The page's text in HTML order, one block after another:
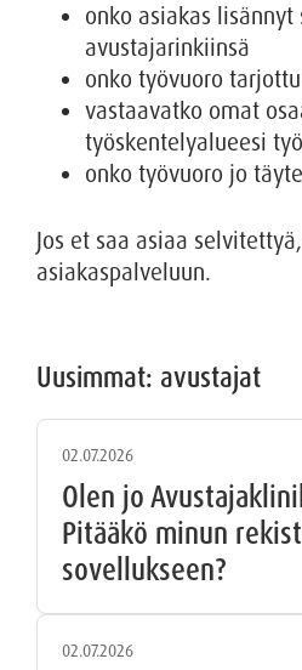
onko asiakas lisännyt
avustajarinkiinsä
onko työvuoro
vastaavatko omat
työskentelyalueesi
onko työvuoro jo
Jos et saa asiaa
asiakaspalveluun.
Uusimmat: avustajat
02.07.2026
Olen jo
Pitääkö minun
sovellukseen?
02.07.2026